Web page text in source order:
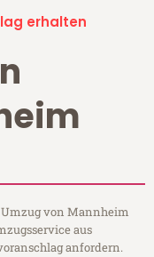
erhalten
von Mannheim
aus
anfordern.